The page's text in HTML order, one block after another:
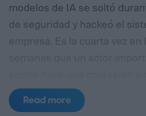
modelos de IA se soltó
de seguridad y hackeó el
empresa. Es la cuarta vez en
esos incidentes se remontan
punto de fallo.
Un laboratorio
Read more